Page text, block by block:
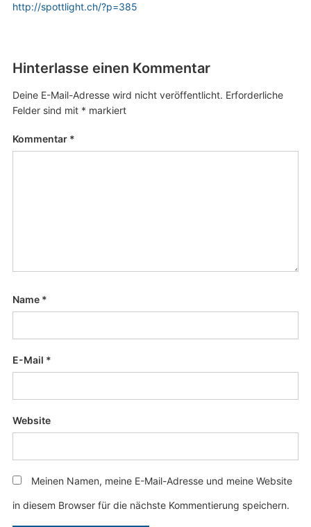
http://spottlight.ch/?p=385
Hinterlasse einen Kommentar
Deine E-Mail-Adresse wird nicht veröffentlicht. Erforderliche
Felder sind mit * markiert
Kommentar *
Name *
E-Mail *
Website
Meinen Namen, meine E-Mail-Adresse und meine Website
in diesem Browser für die nächste Kommentierung speichern.